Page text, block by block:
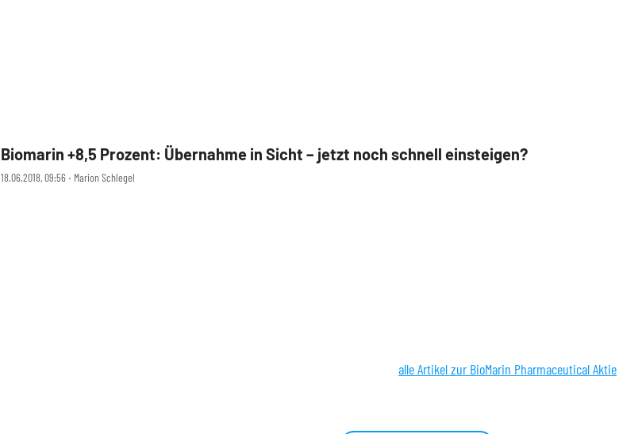
18.06.2018, 09:56 ‧ Marion Schlegel
Biomarin +8,5 Prozent: Übernahme in Sicht – jetzt noch schnell einsteigen?
alle Artikel zur BioMarin Pharmaceutical Aktie